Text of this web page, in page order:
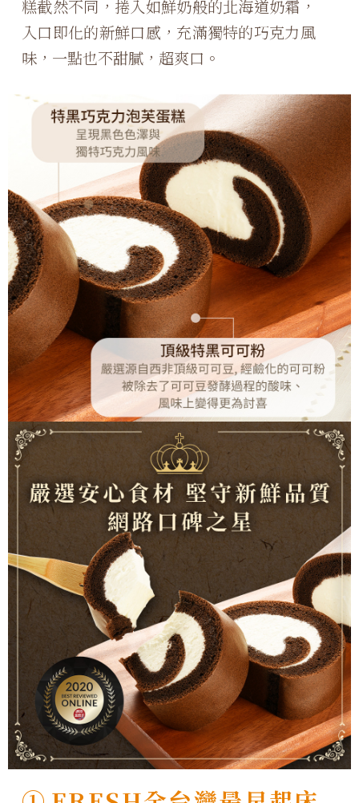
糕截然不同，捲入如鮮奶般的北海道奶霜，
入口即化的新鮮口感，充滿獨特的巧克力風
味，一點也不甜膩，超爽口。